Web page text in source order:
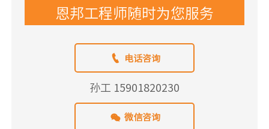
恩邦工程师随时为您服务
 电话咨询
孙工 15901820230
 微信咨询